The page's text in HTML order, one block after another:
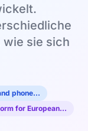
sie sich
phone…
for European…